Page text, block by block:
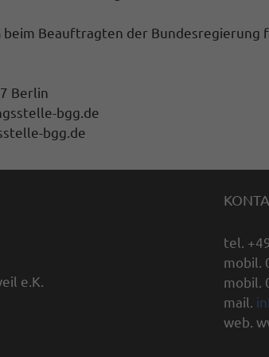
beim Beauftragten der Bundesregierung
Berlin
bgg.de
bgg.de
e.K.
tel.
mobil.
mobil.
mail.
web.